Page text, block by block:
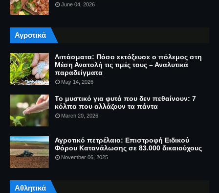
June 04, 2026
Αγροτικά
Λιπάσματα: Πόσο εκτόξευσε ο πόλεμος στη
Μέση Ανατολή τις τιμές τους – Αναλυτικά
παραδείγματα
May 14, 2026
Το μυστικό για φυτά που δεν πεθαίνουν: 7
κόλπα που αλλάζουν τα πάντα
March 20, 2026
Αγροτικό πετρέλαιο: Επιστροφή Ειδικού
Φόρου Κατανάλωσης σε 83.000 δικαιούχους
November 06, 2025
Αθλητικά